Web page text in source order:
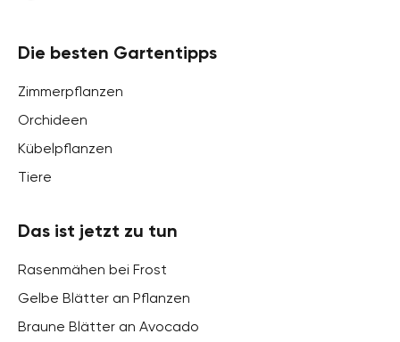
Die besten Gartentipps
Zimmerpflanzen
Orchideen
Kübelpflanzen
Tiere
Das ist jetzt zu tun
Rasenmähen bei Frost
Gelbe Blätter an Pflanzen
Braune Blätter an Avocado